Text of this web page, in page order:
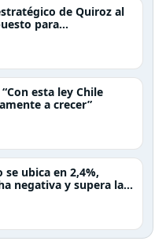
de Quiroz al
para
del Biobío
esta ley Chile
a crecer”
ubica en 2,4%,
negativa y supera las